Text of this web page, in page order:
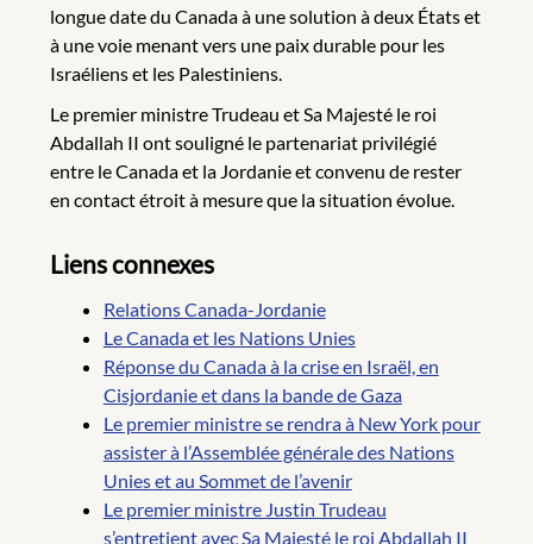
longue date du Canada à une solution à deux États et
à une voie menant vers une paix durable pour les
Israéliens et les Palestiniens.
Le premier ministre Trudeau et Sa Majesté le roi
Abdallah II ont souligné le partenariat privilégié
entre le Canada et la Jordanie et convenu de rester
en contact étroit à mesure que la situation évolue.
Liens connexes
Relations Canada-Jordanie
Le Canada et les Nations Unies
Réponse du Canada à la crise en Israël, en
Cisjordanie et dans la bande de Gaza
Le premier ministre se rendra à New York pour
assister à l’Assemblée générale des Nations
Unies et au Sommet de l’avenir
Le premier ministre Justin Trudeau
s’entretient avec Sa Majesté le roi Abdallah II